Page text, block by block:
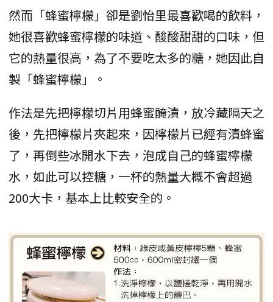
然而「蜂蜜檸檬」卻是劉怡里最喜歡喝的飲料，
她很喜歡蜂蜜檸檬的味道、酸酸甜甜的口味，但
它的熱量很高，為了不要吃太多的糖，她因此自
製「蜂蜜檸檬」。
作法是先把檸檬切片用蜂蜜醃漬，放冷藏隔天之
後，先把檸檬片夾起來，因檸檬片已經有漬蜂蜜
了，再倒些冰開水下去，泡成自己的蜂蜜檸檬
水，如此可以控糖，一杯的熱量大概不會超過
200大卡，基本上比較安全的。